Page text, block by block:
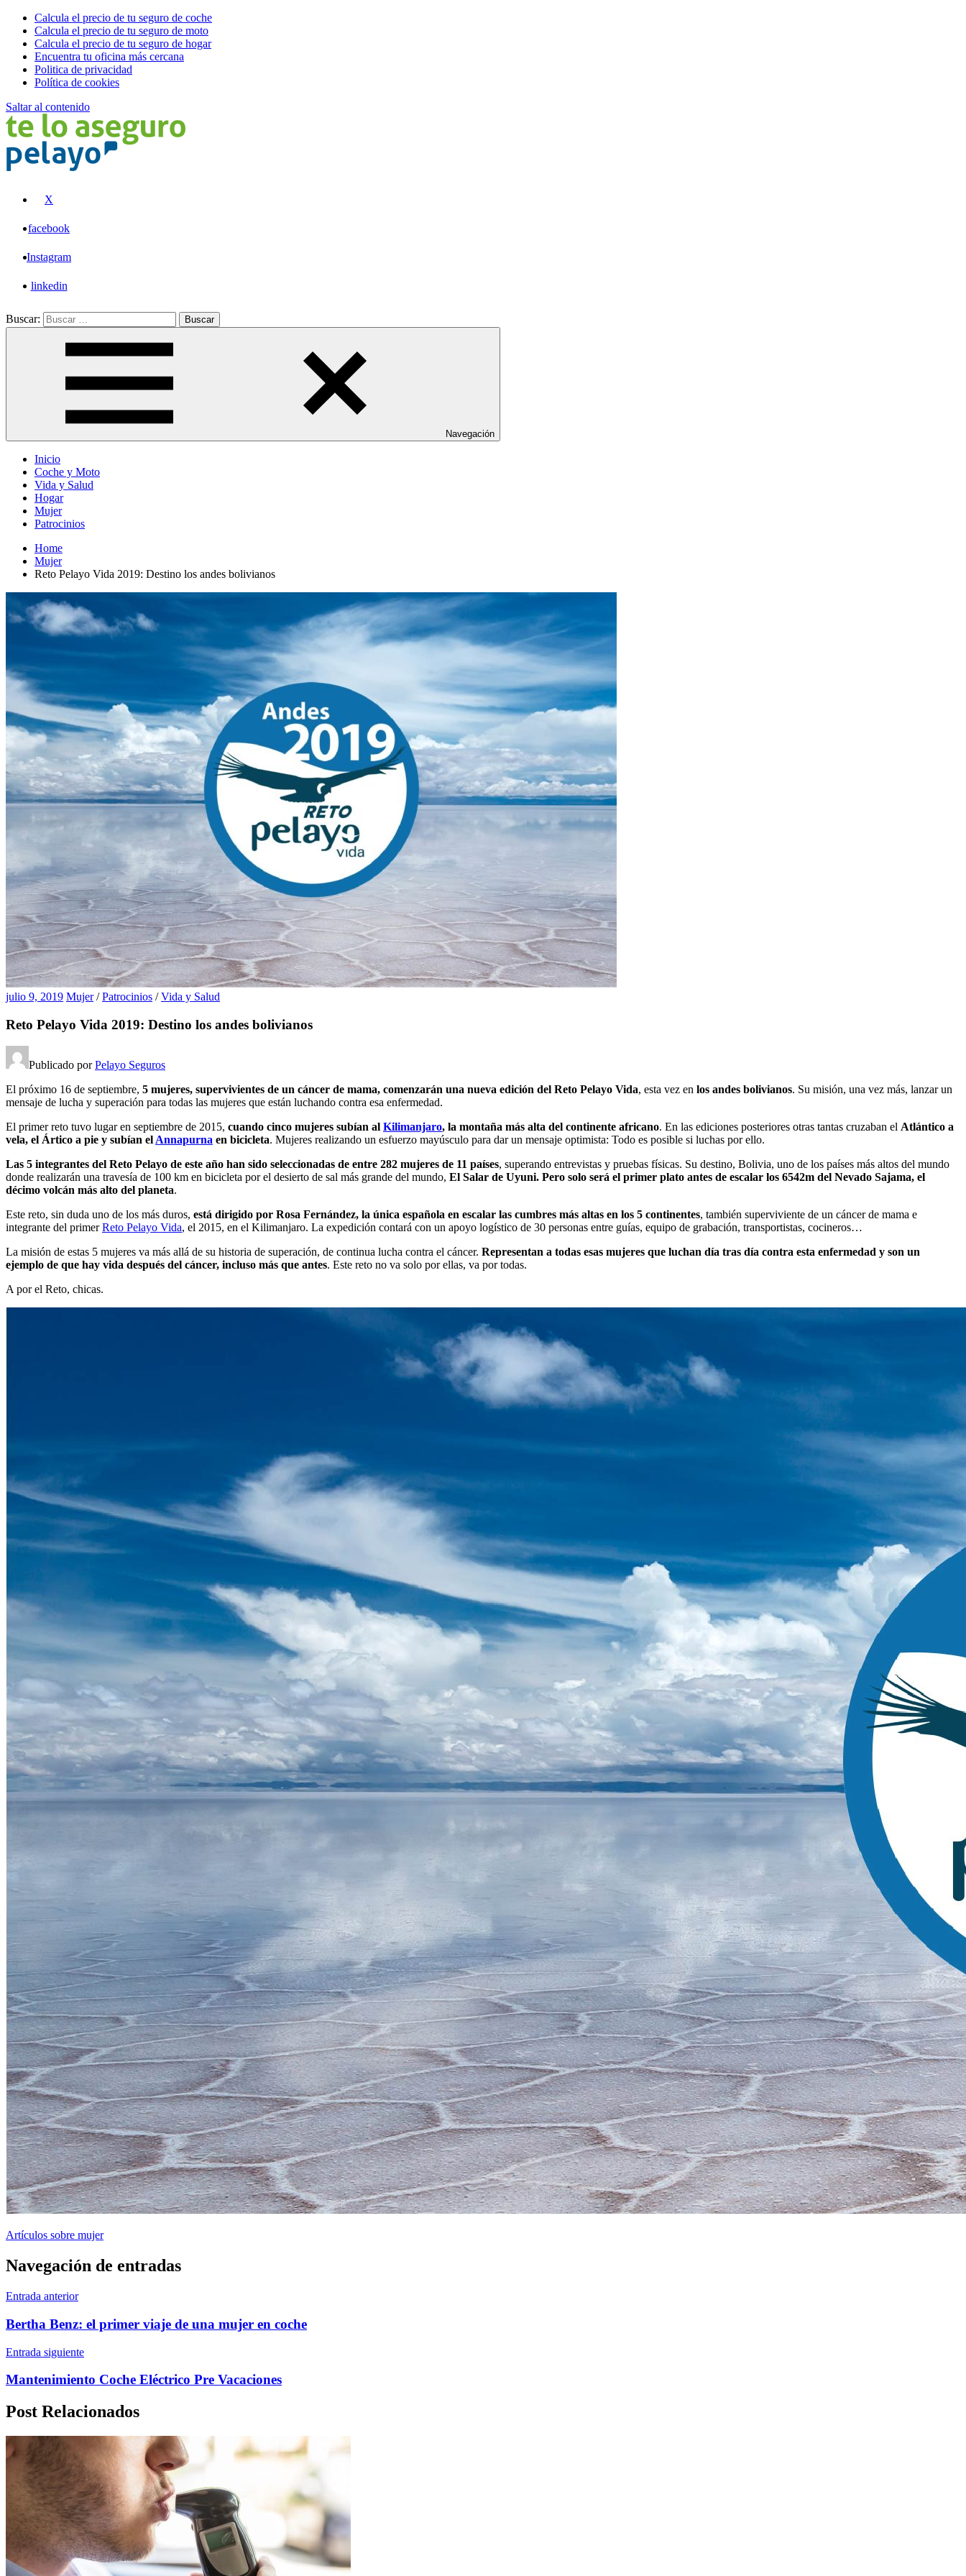
Calcula el precio de tu seguro de coche
Calcula el precio de tu seguro de moto
Calcula el precio de tu seguro de hogar
Encuentra tu oficina más cercana
Politica de privacidad
Política de cookies
Saltar al contenido
X
facebook
Instagram
linkedin
Buscar: Buscar
Navegación
Inicio
Coche y Moto
Vida y Salud
Hogar
Mujer
Patrocinios
Home
Mujer
Reto Pelayo Vida 2019: Destino los andes bolivianos
julio 9, 2019 Mujer/Patrocinios /Vida y Salud
Reto Pelayo Vida 2019: Destino los andes bolivianos
Publicado porPelayo Seguros
El próximo 16 de septiembre, 5 mujeres, supervivientes de un cáncer de mama, comenzarán una nueva edición del Reto Pelayo Vida, esta vez en los andes bolivianos. Su misión, una vez más, lanzar un
mensaje de lucha y superación para todas las mujeres que están luchando contra esa enfermedad.
El primer reto tuvo lugar en septiembre de 2015, cuando cinco mujeres subían al Kilimanjaro, la montaña más alta del continente africano. En las ediciones posteriores otras tantas cruzaban el Atlántico a
vela, el Ártico a pie y subían elAnnapurna en bicicleta. Mujeres realizando un esfuerzo mayúsculo para dar un mensaje optimista: Todo es posible si luchas por ello.
Las 5 integrantes del Reto Pelayo de este año han sido seleccionadas de entre 282 mujeres de 11 países, superando entrevistas y pruebas físicas. Su destino, Bolivia, uno de los países más altos del mundo
donde realizarán una travesía de 100 km en bicicleta por el desierto de sal más grande del mundo, El Salar de Uyuni. Pero solo será el primer plato antes de escalar los 6542m del Nevado Sajama, el
décimo volcán más alto del planeta.
Este reto, sin duda uno de los más duros, está dirigido por Rosa Fernández, la única española en escalar las cumbres más altas en los 5 continentes, también superviviente de un cáncer de mama e
integrante del primerReto Pelayo Vida, el 2015, en el Kilimanjaro. La expedición contará con un apoyo logístico de 30 personas entre guías, equipo de grabación, transportistas, cocineros…
La misión de estas 5 mujeres va más allá de su historia de superación, de continua lucha contra el cáncer. Representan a todas esas mujeres que luchan día tras día contra esta enfermedad y son un
ejemplo de que hay vida después del cáncer, incluso más que antes. Este reto no va solo por ellas, va por todas.
A por el Reto, chicas.
Artículos sobre mujer
Navegación de entradas
Entrada anterior
Bertha Benz: el primer viaje de una mujer en coche
Entrada siguiente
Mantenimiento Coche Eléctrico Pre Vacaciones
Post Relacionados